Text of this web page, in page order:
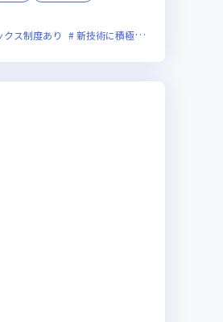
クス制度あり 新技術に積極的